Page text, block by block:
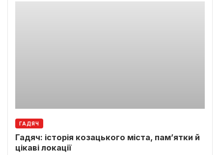
ГАДЯЧ
Гадяч: історія козацького міста, пам’ятки й
цікаві локації